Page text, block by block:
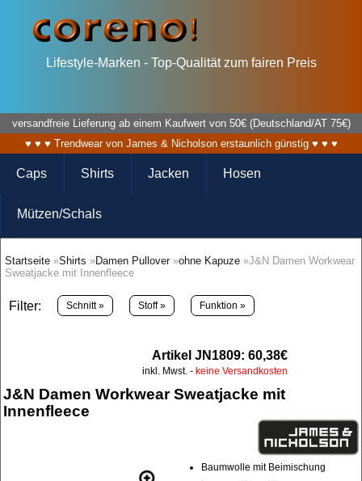
Lifestyle-Marken - Top-Qualität zum fairen Preis
versandfreie Lieferung ab einem Kaufwert von 50€ (Deutschland/AT 75€)
♥ ♥ ♥ Trendwear von James & Nicholson erstaunlich günstig ♥ ♥ ♥
Caps Shirts Jacken Hosen
Mützen/Schals
Startseite »Shirts »Damen Pullover»ohne Kapuze »J&N Damen Workwear
Sweatjacke mit Innenfleece
Filter: Schnitt » Stoff » Funktion »
Artikel JN1809: 60,38€
inkl. Mwst. - keine Versandkosten
J&N Damen Workwear Sweatjacke mit
Innenfleece
Baumwolle mit Beimischung